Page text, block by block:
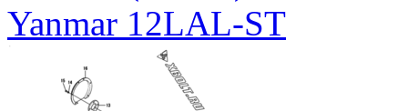
Yanmar 12LAL-ST